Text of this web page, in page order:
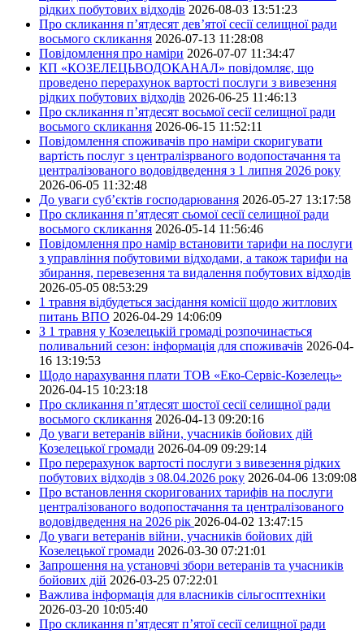
рідких побутових відходів 2026-08-03 13:51:23
Про скликання п’ятдесят дев’ятої сесії селищної ради
восьмого скликання 2026-07-13 11:28:08
Повідомлення про наміри 2026-07-07 11:34:47
КП «КОЗЕЛЕЦЬВОДОКАНАЛ» повідомляє, що
проведено перерахунок вартості послуги з вивезення
рідких побутових відходів 2026-06-25 11:46:13
Про скликання п’ятдесят восьмої сесії селищної ради
восьмого скликання 2026-06-15 11:52:11
Повідомлення споживачів про наміри скоригувати
вартість послуг з централізрваного водопостачання та
централізованого водовідведення з 1 липня 2026 року
2026-06-05 11:32:48
До уваги суб’єктів господарювання 2026-05-27 13:17:58
Про скликання п’ятдесят сьомої сесії селищної ради
восьмого скликання 2026-05-14 11:56:46
Повідомлення про намір встановити тарифи на послуги
з управління побутовими відходами, а також тарифи на
збирання, перевезення та видалення побутових відходів
2026-05-05 08:53:29
1 травня відбудеться засідання комісії щодо житлових
питань ВПО 2026-04-29 14:06:09
З 1 травня у Козелецькій громаді розпочинається
поливальний сезон: інформація для споживачів 2026-04-
16 13:19:53
Щодо нарахування плати ТОВ «Еко-Сервіс-Козелець»
2026-04-15 10:23:18
Про скликання п’ятдесят шостої сесії селищної ради
восьмого скликання 2026-04-13 09:20:16
До уваги ветеранів війни, учасників бойових дій
Козелецької громади 2026-04-09 09:29:14
Про перерахунок вартості послуги з вивезення рідких
побутових відходів з 08.04.2026 року 2026-04-06 13:09:08
Про встановлення скоригованих тарифів на послуги
централізованого водопостачання та централізованого
водовідведення на 2026 рік 2026-04-02 13:47:15
До уваги ветеранів війни, учасників бойових дій
Козелецької громади 2026-03-30 07:21:01
Запрошення на установчі збори ветеранів та учасників
бойових дій 2026-03-25 07:22:01
Важлива інформація для власників сільгосптехніки
2026-03-20 10:05:40
Про скликання п’ятдесят п’ятої сесії селищної ради